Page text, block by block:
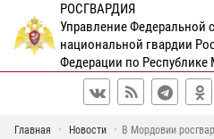
РОСГВАРДИЯ
Управление Федеральной
национальной гвардии
Федерации по Республике
Главная Новости
В Мордовии